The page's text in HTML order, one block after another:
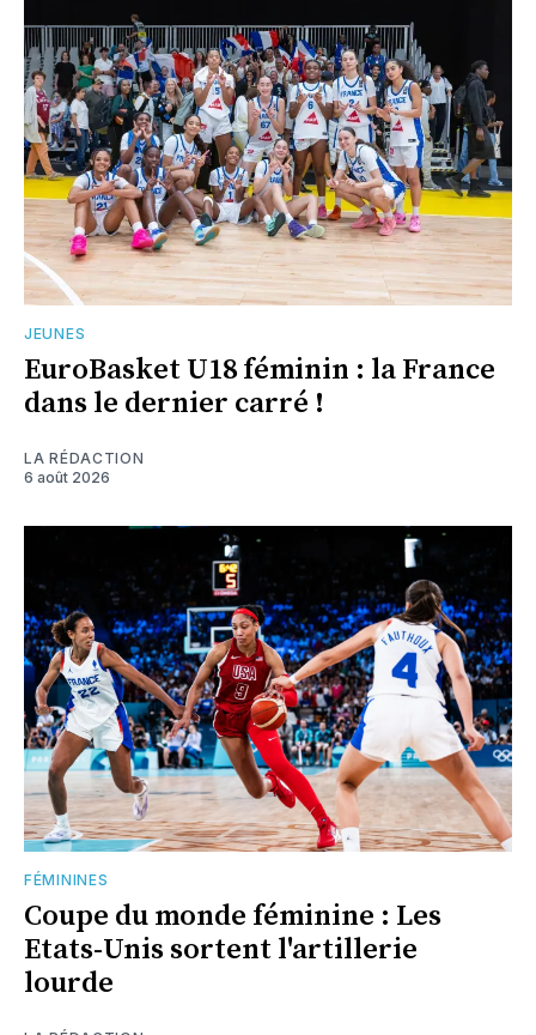
JEUNES
EuroBasket U18 féminin : la France
dans le dernier carré !
LA RÉDACTION
6 août 2026
FÉMININES
Coupe du monde féminine : Les
Etats-Unis sortent l'artillerie
lourde